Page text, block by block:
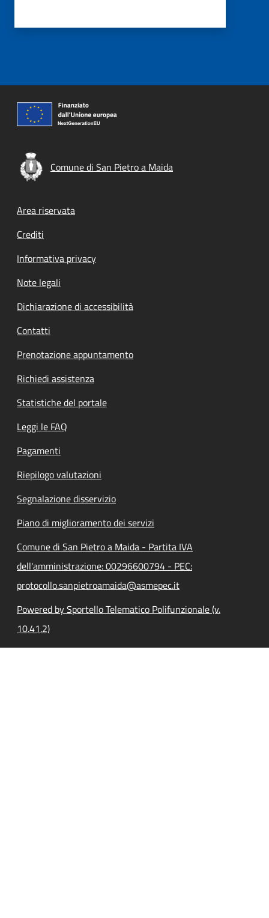
Comune di San Pietro a Maida
Footer menu
Area riservata
Crediti
Informativa privacy
Note legali
Dichiarazione di accessibilità
Contatti
Prenotazione appuntamento
Richiedi assistenza
Statistiche del portale
Leggi le FAQ
Pagamenti
Riepilogo valutazioni
Segnalazione disservizio
Piano di miglioramento dei servizi
Comune di San Pietro a Maida - Partita IVA
dell'amministrazione: 00296600794 - PEC:
protocollo.sanpietroamaida@asmepec.it
Powered by Sportello Telematico Polifunzionale (v.
10.41.2)